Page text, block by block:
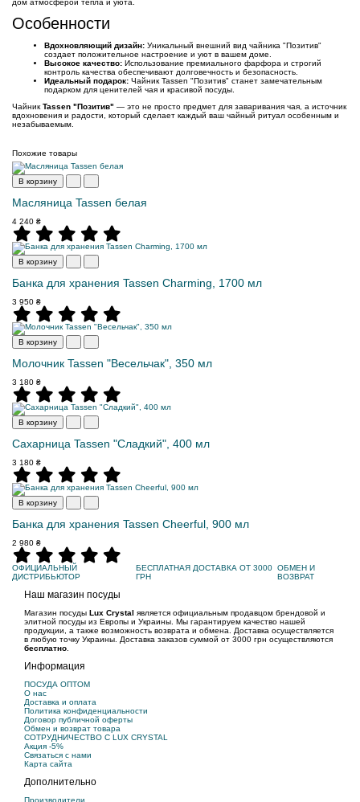
дом атмосферой тепла и уюта.
Особенности
Вдохновляющий дизайн: Уникальный внешний вид чайника "Позитив"
создает положительное настроение и уют в вашем доме.
Высокое качество: Использование премиального фарфора и строгий
контроль качества обеспечивают долговечность и безопасность.
Идеальный подарок: Чайник Tassen "Позитив" станет замечательным
подарком для ценителей чая и красивой посуды.
Чайник Tassen "Позитив" — это не просто предмет для заваривания чая, а источник
вдохновения и радости, который сделает каждый ваш чайный ритуал особенным и
незабываемым.
Похожие товары
В корзину
Масляница Tassen белая
4 240 ₴
В корзину
Банка для хранения Tassen Charming, 1700 мл
3 950 ₴
В корзину
Молочник Tassen "Весельчак", 350 мл
3 180 ₴
В корзину
Сахарница Tassen "Сладкий", 400 мл
3 180 ₴
В корзину
Банка для хранения Tassen Cheerful, 900 мл
2 980 ₴
ОФИЦИАЛЬНЫЙ
ДИСТРИБЬЮТОР
БЕСПЛАТНАЯ ДОСТАВКА ОТ 3000
ГРН
ОБМЕН И
ВОЗВРАТ
Наш магазин посуды
Магазин посуды Lux Crystal является официальным продавцом брендовой и
элитной посуды из Европы и Украины. Мы гарантируем качество нашей
продукции, а также возможность возврата и обмена. Доставка осуществляется
в любую точку Украины. Доставка заказов суммой от 3000 грн осуществляются
бесплатно
Информация
ПОСУДА ОПТОМ
О нас
Доставка и оплата
Политика конфиденциальности
Договор публичной оферты
Обмен и возврат товара
СОТРУДНИЧЕСТВО С LUX CRYSTAL
Акция -5%
Связаться с нами
Карта сайта
Дополнительно
Производители